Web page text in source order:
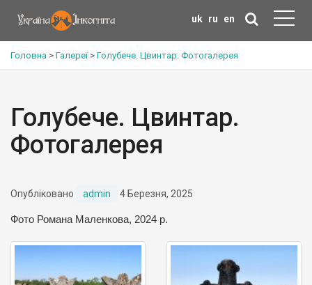
uk ru en
Головна > Галереї> Голубече. Цвинтар. Фотогалерея
Голубече. Цвинтар.
Фотогалерея
Опубліковано admin 4 Березня, 2025
Фото Романа Маленкова, 2024 р.